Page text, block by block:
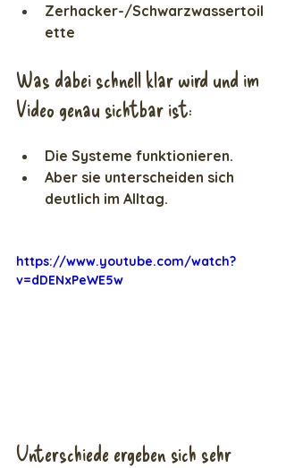
Zerhacker-/Schwarzwassertoil
ette
Was dabei schnell klar wird und im
Video genau sichtbar ist:
Die Systeme funktionieren.
Aber sie unterscheiden sich
deutlich im Alltag.
https://www.youtube.com/watch?
v=dDENxPeWE5w
Unterschiede ergeben sich sehr